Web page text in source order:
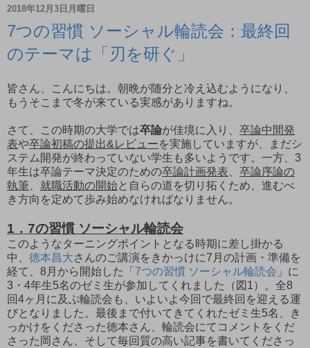
2018年12月3日月曜日
7つの習慣 ソーシャル輪読会：最終回
のテーマは「刃を研ぐ」
皆さん、こんにちは。朝晩が随分と冷え込むようになり、
もうそこまで冬が来ている実感がありますね。
さて、この時期の大学では卒論が佳境に入り、 卒論中間発
表や卒論初稿の提出&レビューを実施していますが、まだシ
ステム開発が終わっていない学生も多いようです。一方、3
年生は卒論テーマ決定のための卒論計画発表
卒論序論の
執筆
就職活動の開始と自らの道を切り拓くため、進むべ
き方向を定めて歩み始めなければなりません。
1．7の習慣 ソーシャル輪読会
このようなターニングポイントとなる時期に差し掛かる
中、 徳本昌大さんのご講演をきかっけに7月の計画・準備を
経て、8月から開始した「 7つの習慣 ソーシャル輪読会 」に
3・4年生5名のゼミ生が参加してくれました（図1）。全8
回4ヶ月に及ぶ輪読会も、いよいよ今回で最終回を迎える運
びとなりました。最後まで付いてきてくれたゼミ生5名、き
っかけをくださった徳本さん、輪読会にてコメントをくだ
さった岡さん、そして毎回質の高い記事を書いてくださっ